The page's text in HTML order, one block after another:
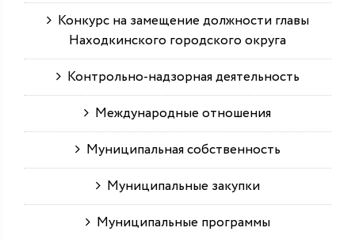
Конкурс на замещение должности главы
Находкинского городского округа
Контрольно-надзорная деятельность
Международные отношения
Муниципальная собственность
Муниципальные закупки
Муниципальные программы